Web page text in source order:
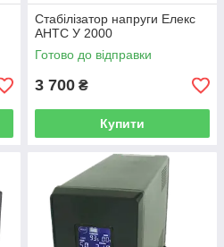
Стабілізатор напруги Елекс
АНТС У 2000
Готово до відправки
3 700 ₴
Купити